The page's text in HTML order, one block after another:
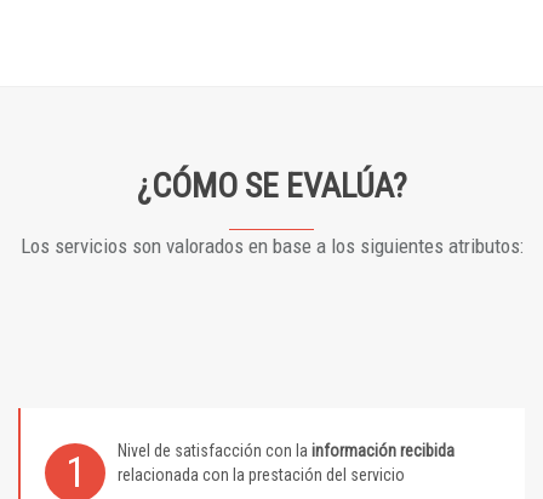
¿CÓMO SE EVALÚA?
Los servicios son valorados en base a los siguientes atributos:
1 Nivel de satisfacción con la información recibida
relacionada con la prestación del servicio